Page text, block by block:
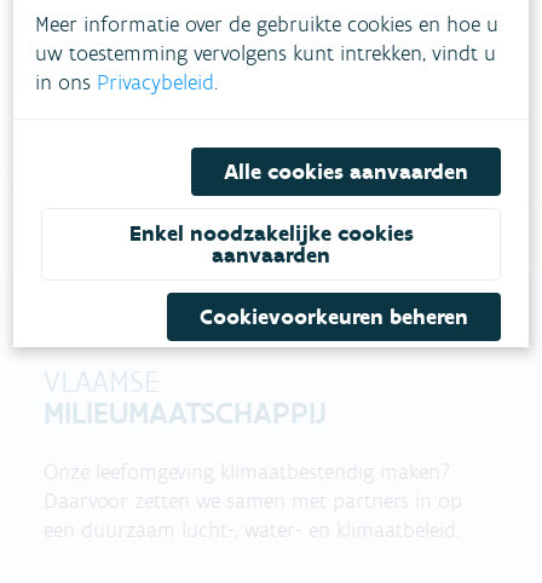
Bekijk het overzicht van meestgestelde vragen .
Niet gevonden wat je zocht?
VLAAMSE
MILIEUMAATSCHAPPIJ
Onze leefomgeving klimaatbestendig maken?
Daarvoor zetten we samen met partners in op
een duurzaam lucht-, water- en klimaatbeleid.
Meer informatie over de gebruikte cookies en hoe u
uw toestemming vervolgens kunt intrekken, vindt u
in ons Privacybeleid.
Alle cookies aanvaarden
Enkel noodzakelijke cookies
aanvaarden
Cookievoorkeuren beheren